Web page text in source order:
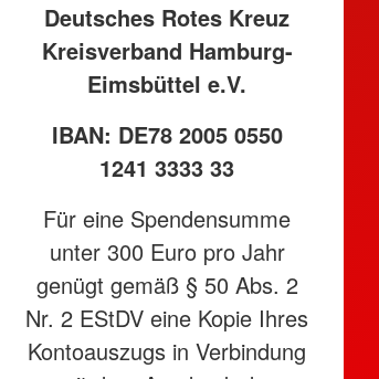
Deutsches Rotes Kreuz
Kreisverband Hamburg-
Eimsbüttel e.V.
IBAN: DE78 2005 0550
1241 3333 33
Für eine Spendensumme
unter 300 Euro pro Jahr
genügt gemäß § 50 Abs. 2
Nr. 2 EStDV eine Kopie Ihres
Kontoauszugs in Verbindung